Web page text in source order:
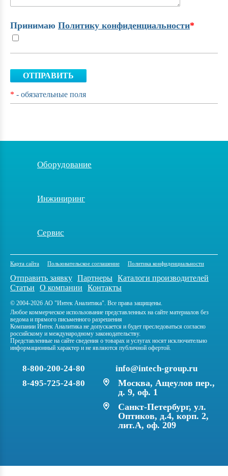
Принимаю Политику конфиденциальности*
ОТПРАВИТЬ
* - обязательные поля
Оборудование
Инжиниринг
Сервис
Карта сайта Пользовательское соглашение Политика конфиденциальности
Отправить заявку Партнеры Каталоги производителей
Статьи
О компании Контакты
© 2004-2026 АО "Интек Аналитика". Все права защищены.
Любое коммерческое использование представленных на сайте материалов без
ведома и прямого письменного разрешения
Компании Интек Аналитика не допускается и будет преследоваться согласно
российскому и международному законодательству.
Представленные на сайте сведения о товарах и услугах носят исключительно
информационный характер и не являются публичной офертой.
8-800-200-24-80
8-495-725-24-80
info@intech-group.ru
Москва, Ащеулов пер.,
д. 9, оф. 1
Санкт-Петербург, ул.
Оптиков, д.4, корп. 2,
лит.А, оф. 209